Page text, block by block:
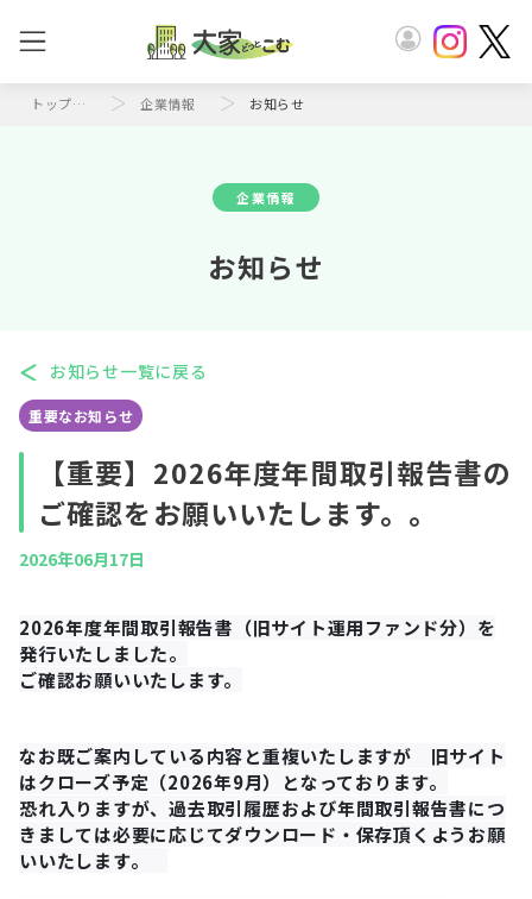
トップページ 企業情報 お知らせ
企業情報
お知らせ
お知らせ一覧に戻る
重要なお知らせ
【重要】2026年度年間取引報告書の
ご確認をお願いいたします。。
2026年06月17日
2026年度年間取引報告書（旧サイト運用ファンド分）を
発行いたしました。
ご確認お願いいたします。
なお既ご案内している内容と重複いたしますが 旧サイト
はクローズ予定（2026年9月）となっております。
恐れ入りますが、過去取引履歴および年間取引報告書につ
きましては必要に応じてダウンロード・保存頂くようお願
いいたします。